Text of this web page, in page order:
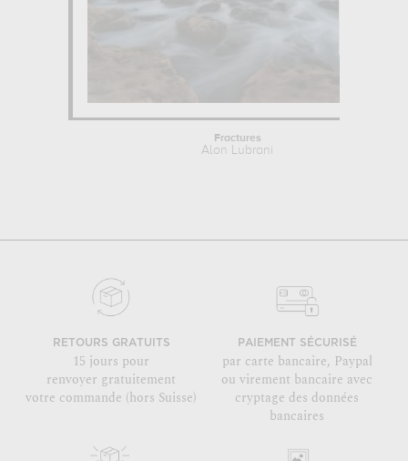
Fractures
Alon Lubrani
RETOURS GRATUITS
15 jours pour
renvoyer gratuitement
votre commande (hors Suisse)
PAIEMENT SÉCURISÉ
par carte bancaire, Paypal
ou virement bancaire avec
cryptage des données
bancaires